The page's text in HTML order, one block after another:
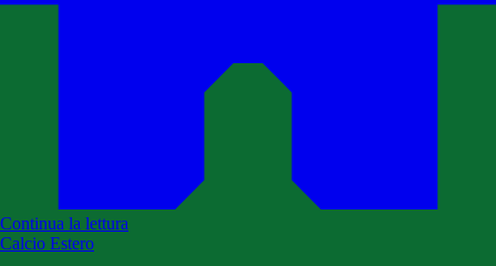
Continua la lettura
Calcio Estero